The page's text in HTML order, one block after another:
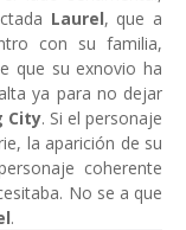
Laurel, que a
con su familia,
que su exnovio ha
ya para no dejar
City. Si el personaje
la aparición de su
coherente
No se a que
.